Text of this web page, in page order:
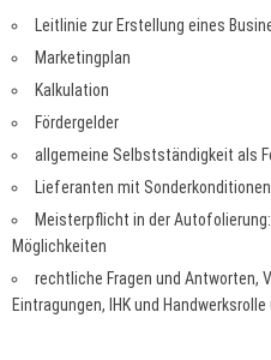
Leitlinie zur Erstellung eines
Marketingplan
Kalkulation
Fördergelder
allgemeine Selbstständigkeit als
Lieferanten mit Sonderkonditionen
Meisterpflicht in der
Möglichkeiten
rechtliche Fragen und Antworten,
Eintragungen, IHK und Handwerksrolle